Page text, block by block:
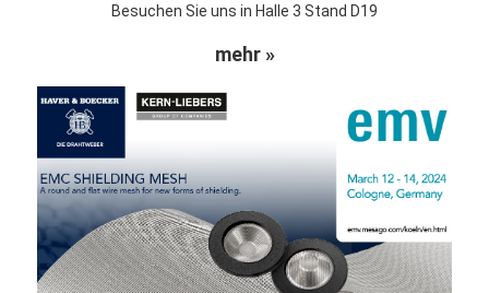
Besuchen Sie uns in Halle 3 Stand D19
mehr »